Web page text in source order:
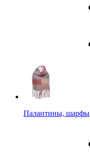
Палантины, шарфы